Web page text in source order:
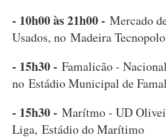
- 10h00 às 21h00 - Mercado
Usados, no Madeira
- 15h30 - Famalicão -
no Estádio Municipal de
- 15h30 - Marítmo - UD
Liga, Estádio do Marítimo